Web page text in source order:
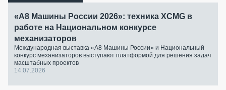
«А8 Машины России 2026»: техника XCMG в
работе на Национальном конкурсе
механизаторов
Международная выставка «А8 Машины России» и Национальный
конкурс механизаторов выступают платформой для решения задач
масштабных проектов
14.07.2026